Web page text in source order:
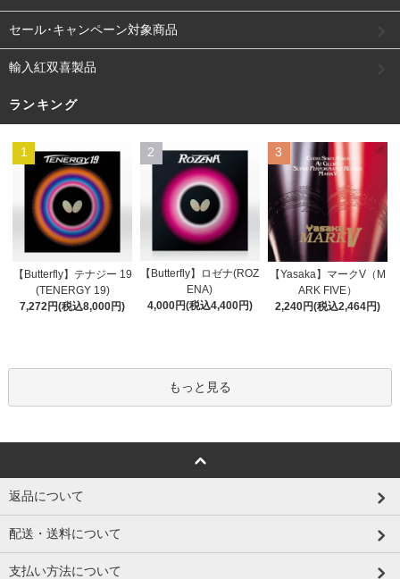
セール･キャンペーン対象商品
輸入紅双喜製品
ランキング
1
【Butterfly】テナジー 19
(TENERGY 19)
7,272円(税込8,000円)
2
【Butterfly】ロゼナ(ROZ
ENA)
4,000円(税込4,400円)
3
【Yasaka】マークV（M
ARK FIVE）
2,240円(税込2,464円)
もっと見る
返品について
配送・送料について
支払い方法について